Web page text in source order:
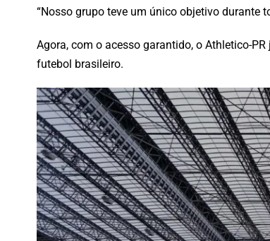
“Nosso grupo teve um único objetivo durante
Agora, com o acesso garantido, o Athletico-
futebol brasileiro.